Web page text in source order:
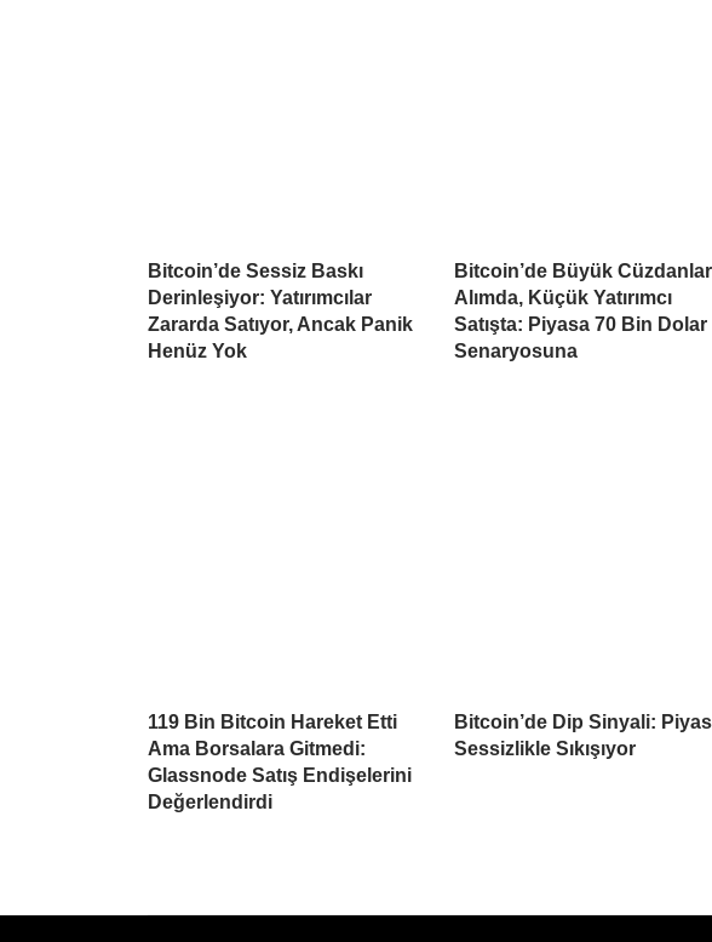
Bitcoin’de Sessiz Baskı
Derinleşiyor: Yatırımcılar
Zararda Satıyor, Ancak Panik
Henüz Yok
Bitcoin’de Büyük Cüzdanlar
Alımda, Küçük Yatırımcı
Satışta: Piyasa 70 Bin Dolar
Senaryosuna
119 Bin Bitcoin Hareket Etti
Ama Borsalara Gitmedi:
Glassnode Satış Endişelerini
Değerlendirdi
Bitcoin’de Dip Sinyali:
Sessizlikle Sıkışıyor